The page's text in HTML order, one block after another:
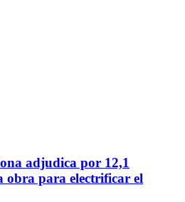
adjudica por 12,1
obra para electrificar el